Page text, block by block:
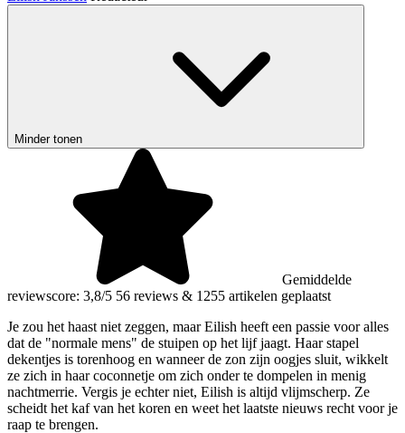
Minder tonen
Gemiddelde
reviewscore: 3,8/5 56 reviews & 1255 artikelen geplaatst
Je zou het haast niet zeggen, maar Eilish heeft een passie voor alles
dat de "normale mens" de stuipen op het lijf jaagt. Haar stapel
dekentjes is torenhoog en wanneer de zon zijn oogjes sluit, wikkelt
ze zich in haar coconnetje om zich onder te dompelen in menig
nachtmerrie. Vergis je echter niet, Eilish is altijd vlijmscherp. Ze
scheidt het kaf van het koren en weet het laatste nieuws recht voor je
raap te brengen.